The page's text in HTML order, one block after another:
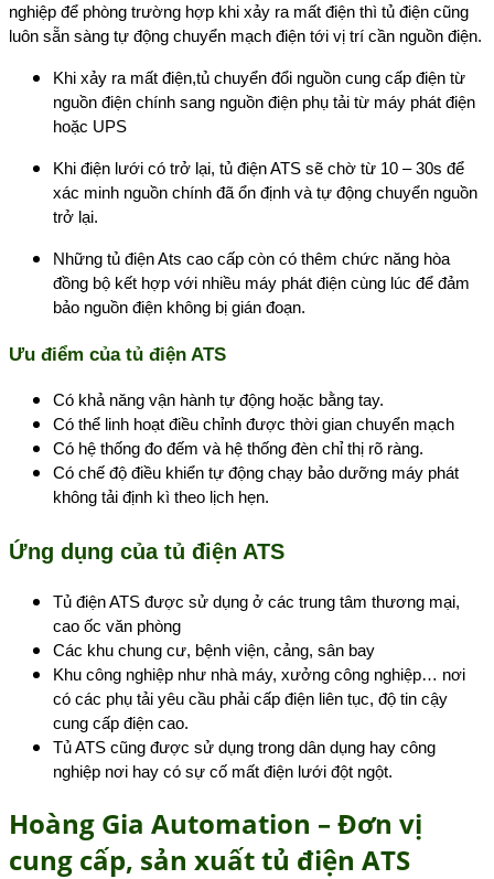
nghiệp để phòng trường hợp khi xảy ra mất điện thì tủ điện cũng
luôn sẵn sàng tự động chuyển mạch điện tới vị trí cần nguồn điện.
Khi xảy ra mất điện,tủ chuyển đổi nguồn cung cấp điện từ
nguồn điện chính sang nguồn điện phụ tải từ máy phát điện
hoặc UPS
Khi điện lưới có trở lại, tủ điện ATS sẽ chờ từ 10 – 30s để
xác minh nguồn chính đã ổn định và tự động chuyển nguồn
trở lại.
Những tủ điện Ats cao cấp còn có thêm chức năng hòa
đồng bộ kết hợp với nhiều máy phát điện cùng lúc để đảm
bảo nguồn điện không bị gián đoạn.
Ưu điểm của tủ điện ATS
Có khả năng vận hành tự động hoặc bằng tay.
Có thể linh hoạt điều chỉnh được thời gian chuyển mạch
Có hệ thống đo đếm và hệ thống đèn chỉ thị rõ ràng.
Có chế độ điều khiển tự động chạy bảo dưỡng máy phát
không tải định kì theo lịch hẹn.
Ứng dụng của tủ điện ATS
Tủ điện ATS được sử dụng ở các trung tâm thương mại,
cao ốc văn phòng
Các khu chung cư, bệnh viện, cảng, sân bay
Khu công nghiệp như nhà máy, xưởng công nghiệp… nơi
có các phụ tải yêu cầu phải cấp điện liên tục, độ tin cậy
cung cấp điện cao.
Tủ ATS cũng được sử dụng trong dân dụng hay công
nghiệp nơi hay có sự cố mất điện lưới đột ngột.
Hoàng Gia Automation – Đơn vị
cung cấp, sản xuất tủ điện ATS